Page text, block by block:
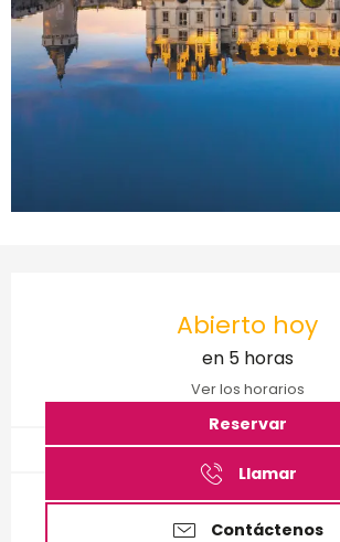
Abierto hoy
en 5 horas
Ver los horarios
Reservar
Llamar
Contáctenos